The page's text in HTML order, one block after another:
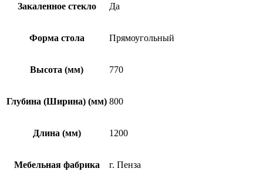
Закаленное стекло Да
Форма стола Прямоугольный
Высота (мм) 770
Глубина (Ширина) (мм) 800
Длина (мм) 1200
Мебельная фабрика г. Пенза